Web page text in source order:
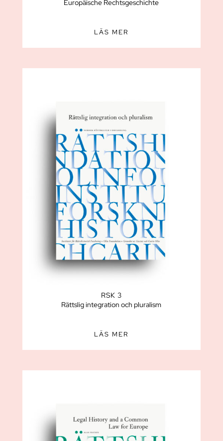
Europäische Rechtsgeschichte
LÄS MER
RSK 3
Rättslig integration och pluralism
LÄS MER